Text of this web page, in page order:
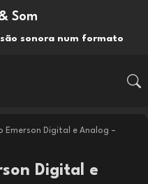
Som
sonora num formato
integrado Classe A
Emerson Digital e Analog –
Digital e